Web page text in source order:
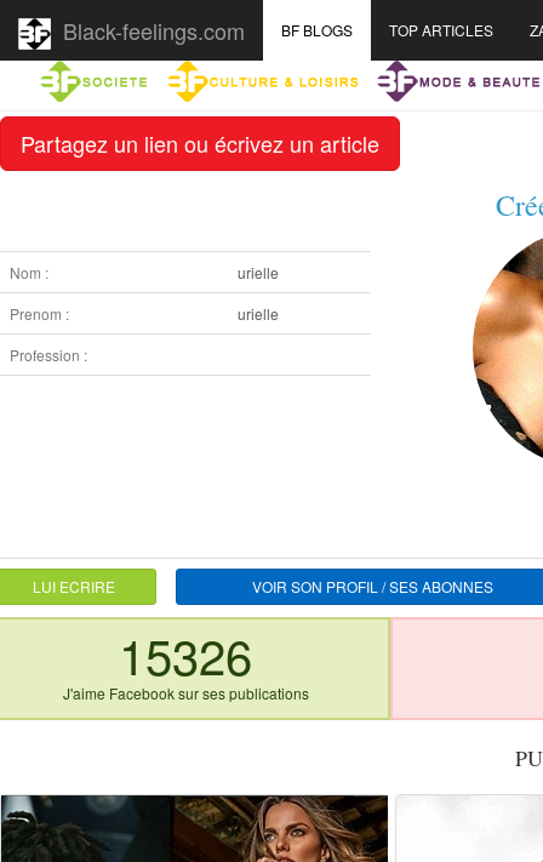
Partagez un lien ou écrivez un article
Black-feelings.com BF BLOGS TOP ARTICLES
Nom :
urielle
Prenom :
urielle
Profession :
LUI ECRIRE VOIR SON PROFIL / SES ABONNES
15326
J'aime Facebook sur ses publications